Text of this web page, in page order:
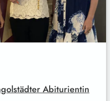
Abiturientin